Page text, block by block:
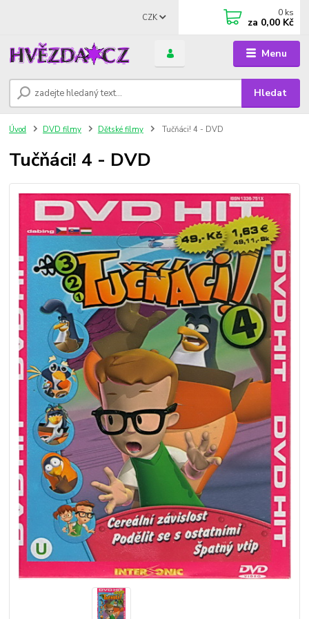
Menu
CZK
Hledat
0 ks
za 0,00 Kč
Úvod DVD filmy Dětské filmy Tučňáci! 4 - DVD
Tučňáci! 4 - DVD